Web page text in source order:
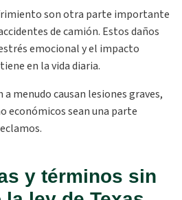
son otra parte importante
de camión. Estos daños
emocional y el impacto
en la vida diaria.
a menudo causan lesiones graves,
económicos sean una parte
y términos sin